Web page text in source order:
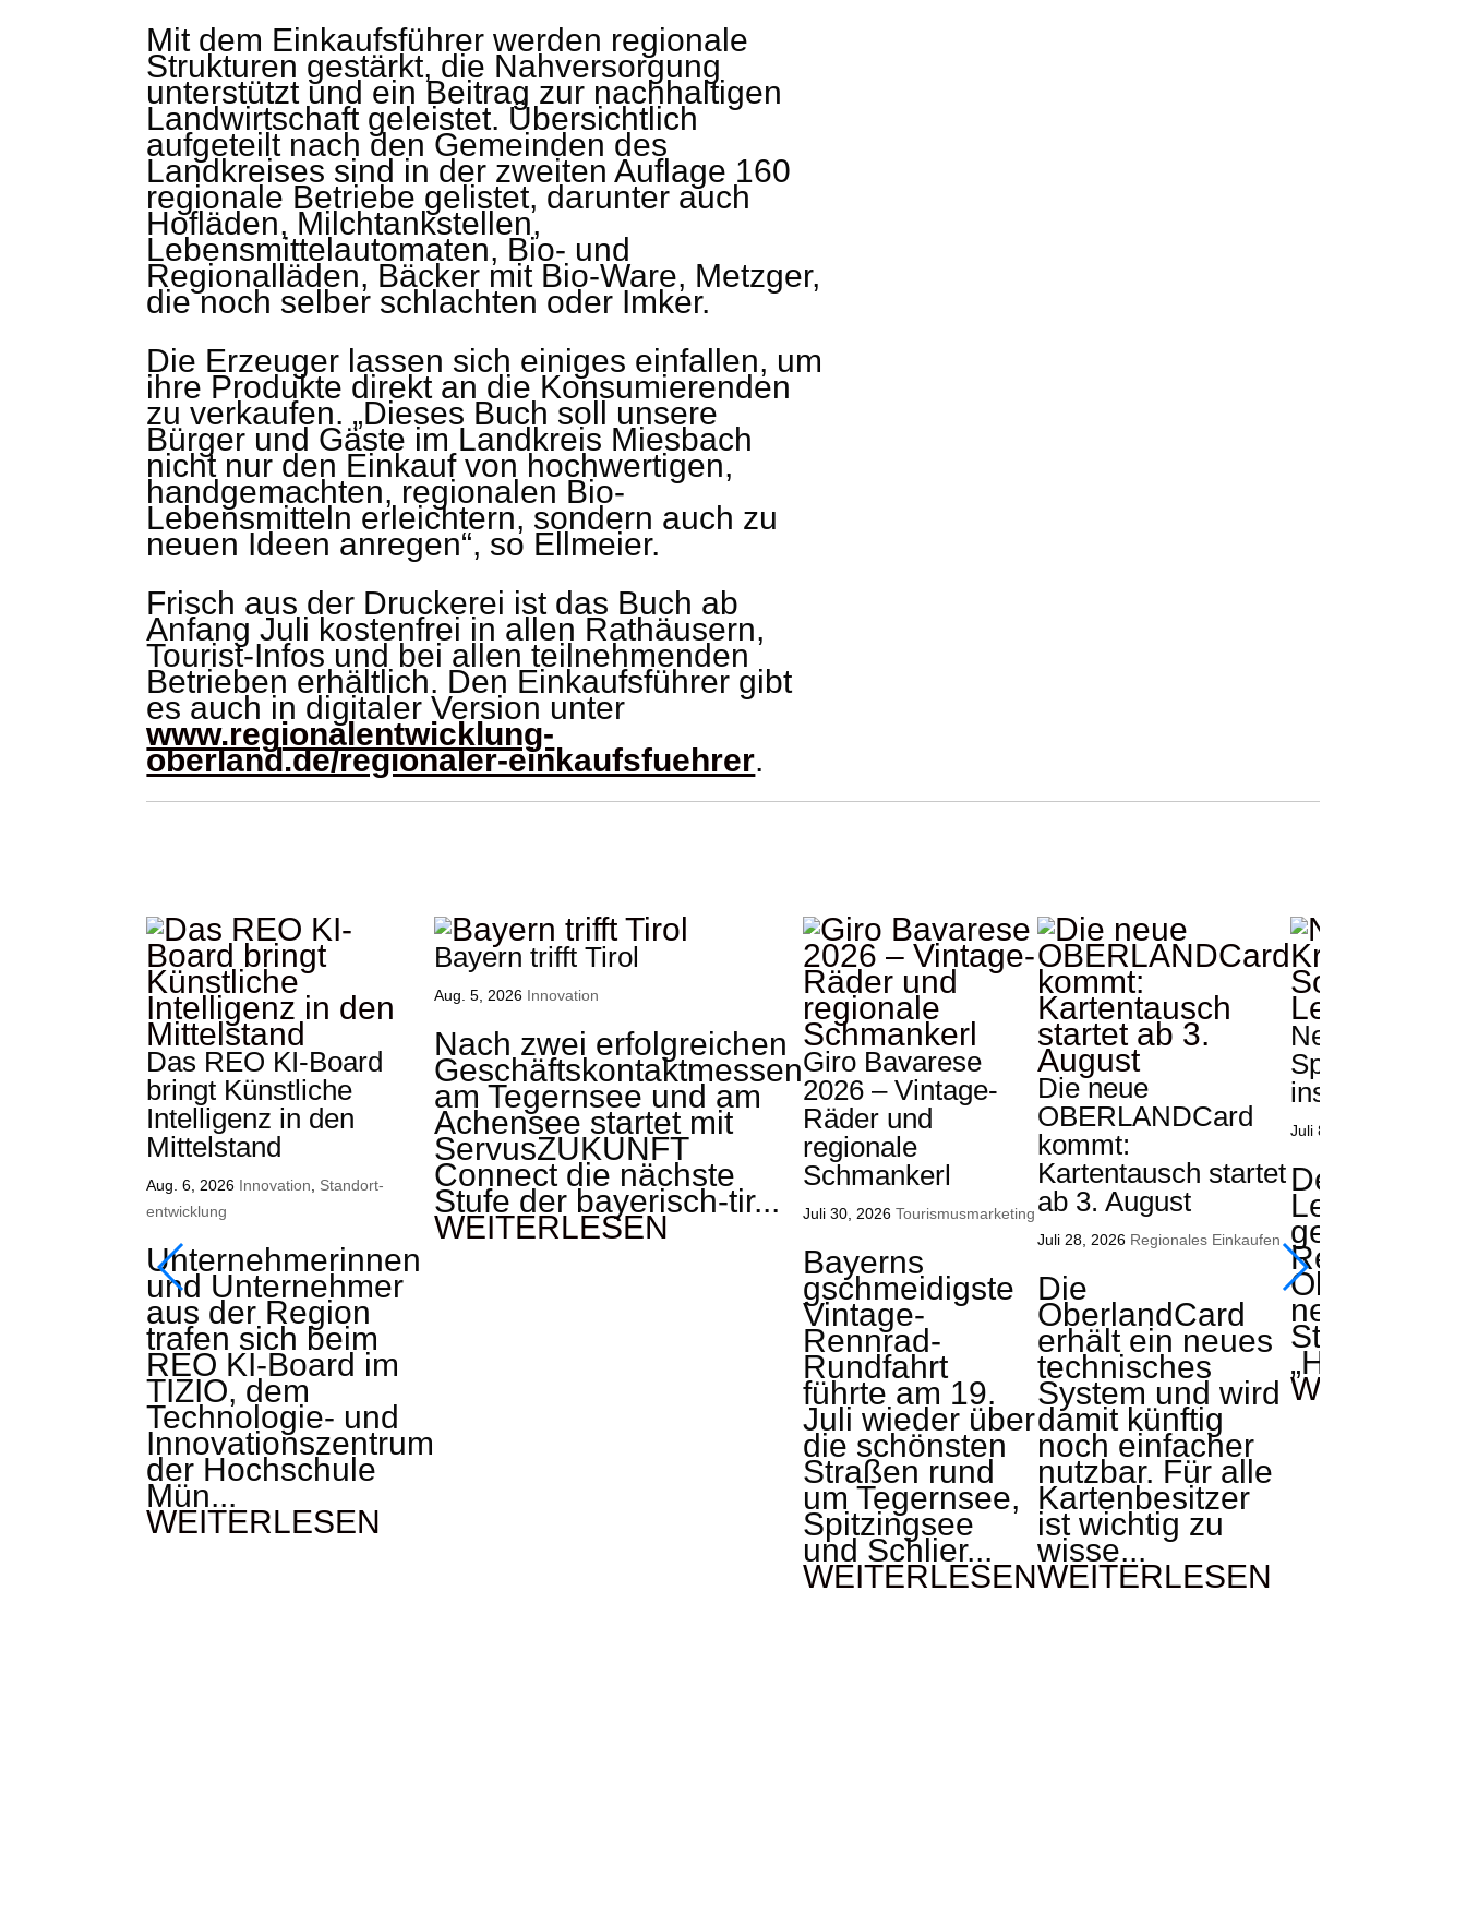
Mit dem Einkaufsführer werden regionale
Strukturen gestärkt, die Nahversorgung
unterstützt und ein Beitrag zur nachhaltigen
Landwirtschaft geleistet. Übersichtlich
aufgeteilt nach den Gemeinden des
Landkreises sind in der zweiten Auflage 160
regionale Betriebe gelistet, darunter auch
Hofläden, Milchtankstellen,
Lebensmittelautomaten, Bio- und
Regionalläden, Bäcker mit Bio-Ware, Metzger,
die noch selber schlachten oder Imker.
Die Erzeuger lassen sich einiges einfallen, um
ihre Produkte direkt an die Konsumierenden
zu verkaufen. „Dieses Buch soll unsere
Bürger und Gäste im Landkreis Miesbach
nicht nur den Einkauf von hochwertigen,
handgemachten, regionalen Bio-
Lebensmitteln erleichtern, sondern auch zu
neuen Ideen anregen“, so Ellmeier.
Frisch aus der Druckerei ist das Buch ab
Anfang Juli kostenfrei in allen Rathäusern,
Tourist-Infos und bei allen teilnehmenden
Betrieben erhältlich. Den Einkaufsführer gibt
es auch in digitaler Version unter
www.regionalentwicklung-
oberland.de/regionaler-einkaufsfuehrer.
Das REO KI-Board
bringt Künstliche
Intelligenz in den
Mittelstand
Aug. 6, 2026 Innovation
Standort­
entwicklung
Unternehmerinnen
und Unternehmer
aus der Region
trafen sich beim
REO KI-Board im
TIZIO, dem
Technologie- und
Innovationszentrum
der Hochschule
Mün...
WEITERLESEN
Bayern trifft Tirol
Aug. 5, 2026 Innovation
Nach zwei erfolgreichen
Geschäftskontaktmessen
am Tegernsee und am
Achensee startet mit
ServusZUKUNFT
Connect die nächste
Stufe der bayerisch-tir...
WEITERLESEN
Giro Bavarese
2026 – Vintage-
Räder und
regionale
Schmankerl
Juli 30, 2026 Tourismus­marketing
Bayerns
gschmeidigste
Vintage-
Rennrad-
Rundfahrt
führte am 19.
Juli wieder über
die schönsten
Straßen rund
um Tegernsee,
Spitzingsee
und Schlier...
WEITERLESEN
Die neue
OBERLANDCard
kommt:
Kartentausch startet
ab 3. August
Juli 28, 2026 Regionales Einkaufen
Die
OberlandCard
erhält ein neues
technisches
System und wird
damit künftig
noch einfacher
nutzbar. Für alle
Kartenbesitzer
ist wichtig zu
wisse...
WEITERLESEN
Neuer
Spritz bringt
ins
Juli 8, 2026
Der
Leitzachtal
Oberland
neues
Stärkung
„Holler-